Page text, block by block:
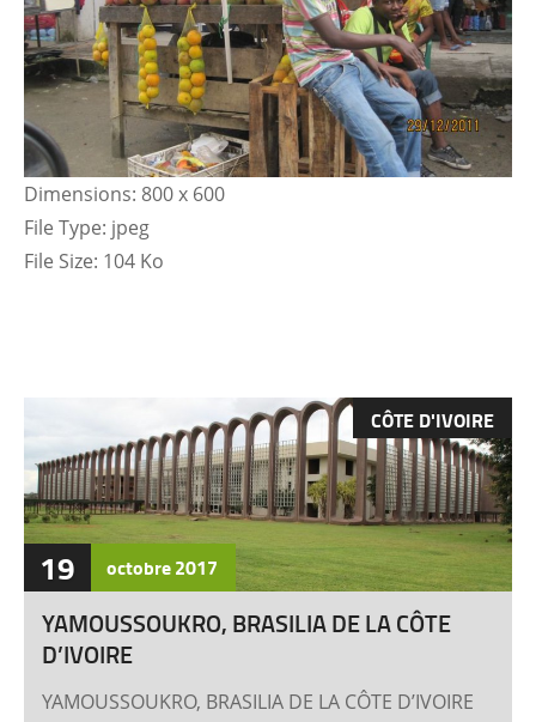
Dimensions: 800 x 600
File Type: jpeg
File Size: 104 Ko
CÔTE D'IVOIRE
19 octobre2017
YAMOUSSOUKRO, BRASILIA DE LA CÔTE
D’IVOIRE
YAMOUSSOUKRO, BRASILIA DE LA CÔTE D’IVOIRE